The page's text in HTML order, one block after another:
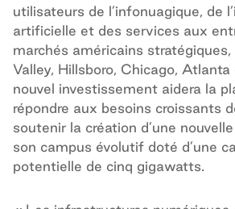
utilisateurs de l’infonuagique, de
artificielle et des services aux
marchés américains
Valley, Hillsboro, Chicago,
nouvel investissement aidera la
répondre aux besoins croissants
soutenir la création d’une
son campus évolutif doté d’une
potentielle de cinq gigawatts.